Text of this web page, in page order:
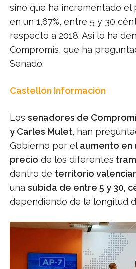
sino que ha incrementado el
en un 1,67%, entre 5 y 30
respecto a 2018. Así lo ha
Compromís, que ha
Senado.
Castellón Información
Los senadores de
y Carles Mulet, han
Gobierno por el aumento en
precio de los diferentes
dentro de territorio
una subida de entre 5 y 30,
dependiendo de la longitud